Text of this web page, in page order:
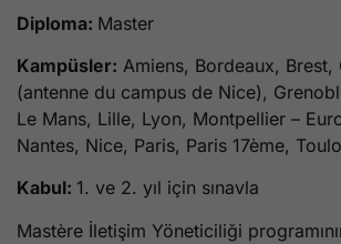
Diploma: Master
Kampüsler: Amiens, Bordeaux, Brest,
(antenne du campus de Nice),
Le Mans, Lille, Lyon, Montpellier –
Nantes, Nice, Paris, Paris 17ème,
Kabul: 1. ve 2. yıl için sınavla
Mastère İletişim Yöneticiliği